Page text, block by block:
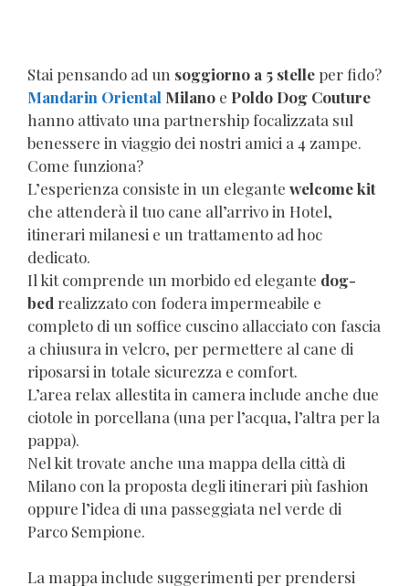
Stai pensando ad un soggiorno a 5 stelle per fido?
Mandarin Oriental Milano e Poldo Dog Couture
hanno attivato una partnership focalizzata sul
benessere in viaggio dei nostri amici a 4 zampe.
Come funziona?
L’esperienza consiste in un elegante welcome kit
che attenderà il tuo cane all’arrivo in Hotel,
itinerari milanesi e un trattamento ad hoc
dedicato.
Il kit comprende un morbido ed elegante dog-
bed realizzato con fodera impermeabile e
completo di un soffice cuscino allacciato con fascia
a chiusura in velcro, per permettere al cane di
riposarsi in totale sicurezza e comfort.
L’area relax allestita in camera include anche due
ciotole in porcellana (una per l’acqua, l’altra per la
pappa).
Nel kit trovate anche una mappa della città di
Milano con la proposta degli itinerari più fashion
oppure l’idea di una passeggiata nel verde di
Parco Sempione.
La mappa include suggerimenti per prendersi